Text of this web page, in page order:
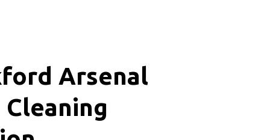
Arsenal
Cleaning